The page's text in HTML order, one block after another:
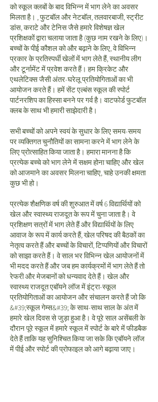
को स्कूल क्लबों के बाद विभिन्न में भाग लेने का अवसर
मिलता है। , फुटबॉल और नेटबॉल, तलवारबाजी, स्ट्रीट
डांस, कराटे और टेनिस जैसे हमारे विशेषज्ञ खेल
प्रशिक्षकों द्वारा चलाया जाता है (कुछ नाम रखने के लिए)।
बच्चों के पीई कौशल को और बढ़ाने के लिए, वे विभिन्न
प्रकार के प्रतिस्पर्धी खेलों में भाग लेते हैं, स्थानीय लीग
और टूर्नामेंट में प्रवेश करते हैं। हम क्रिकेट और
एथलेटिक्स जैसी अंतर-घरेलू प्रतियोगिताओं का भी
आयोजन करते हैं। हमें सेंट एल्बंस स्कूल की स्पोर्ट
पार्टनरशिप का हिस्सा बनने पर गर्व है। वाटफोर्ड फुटबॉल
क्लब के साथ भी हमारी साझेदारी है।
सभी बच्चों को अपने स्वयं के सुधार के लिए समय-समय
पर व्यक्तिगत चुनौतियों का सामना करने में भाग लेने के
लिए प्रोत्साहित किया जाता है। हमारा मानना है कि
प्रत्येक बच्चे को भाग लेने में सक्षम होना चाहिए और खेल
को आजमाने का अवसर मिलना चाहिए, चाहे उनकी क्षमता
कुछ भी हो।
प्रत्येक शैक्षणिक वर्ष की शुरुआत में वर्ष 6 विद्यार्थियों को
खेल और स्वास्थ्य राजदूत के रूप में चुना जाता है। वे
प्रशिक्षण सत्रों में भाग लेते हैं और विद्यार्थियों के लिए
आवाज के रूप में कार्य करते हैं, खेल परिषद की बैठकों का
नेतृत्व करते हैं और बच्चों के विचारों, टिप्पणियों और विचारों
को साझा करते हैं। वे साल भर विभिन्न खेल आयोजनों में
भी मदद करते हैं और जब हम कार्यक्रमों में भाग लेते हैं तो
रेफरी और मेजबानों को धन्यवाद देते हैं। खेल और
स्वास्थ्य राजदूत एबॉयने लॉज में इंट्रा-स्कूल
प्रतियोगिताओं का आयोजन और संचालन करते हैं जो कि
&#39;स्कूल गेम्स&#39; के साथ-साथ साल के अंत में
हमारे खेल दिवस से जुड़ा हुआ है। वे पूरे साल असेंबली के
दौरान पूरे स्कूल में हमारे स्कूल में स्पोर्ट के बारे में फीडबैक
देते हैं ताकि यह सुनिश्चित किया जा सके कि एबॉयने लॉज
में पीई और स्पोर्ट की प्रोफाइल को आगे बढ़ाया जाए।